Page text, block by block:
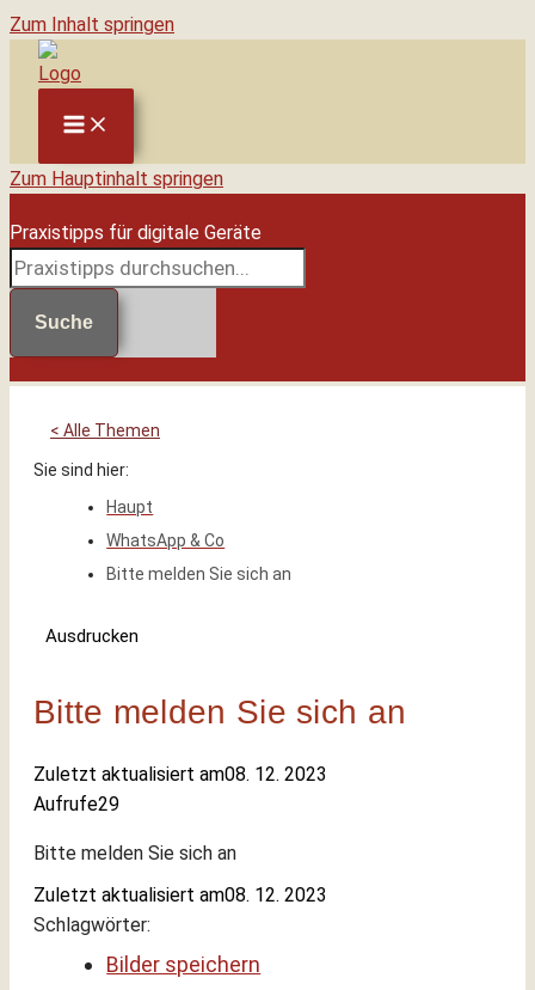
Zum Inhalt springen
Zum Hauptinhalt springen
Praxistipps für digitale Geräte
Suche
< Alle Themen
Sie sind hier:
Haupt
WhatsApp & Co
Bitte melden Sie sich an
Ausdrucken
Bitte melden Sie sich an
Zuletzt aktualisiert am08. 12. 2023
Aufrufe29
Bitte melden Sie sich an
Zuletzt aktualisiert am08. 12. 2023
Schlagwörter:
Bilder speichern